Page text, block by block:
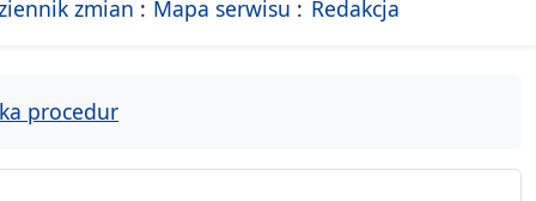
strona Miasta Szczecin
zmian Mapa serwisu - drzewko rozdziałów
Redakcja
procedur